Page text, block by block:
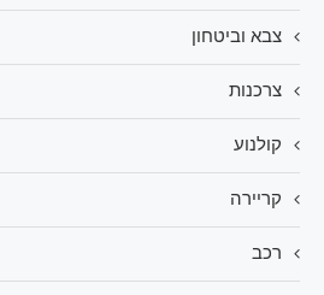
צבא וביטחון
צרכנות
קולנוע
קריירה
רכב